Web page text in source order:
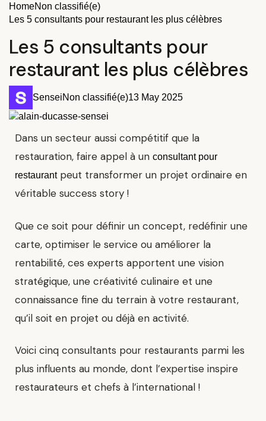
HomeNon classifié(e)
Les 5 consultants pour restaurant les plus célèbres
Les 5 consultants pour
restaurant les plus célèbres
SenseiNon classifié(e)13 May 2025
Dans un secteur aussi compétitif que la
restauration, faire appel à un consultant pour
restaurantpeut transformer un projet ordinaire en
véritable success story !
Que ce soit pour définir un concept, redéfinir une
carte, optimiser le service ou améliorer la
rentabilité, ces experts apportent une vision
stratégique, une créativité culinaire et une
connaissance fine du terrain à votre restaurant,
qu’il soit en projet ou déjà en activité.
Voici cinq consultants pour restaurants parmi les
plus influents au monde, dont l’expertise inspire
restaurateurs et chefs à l’international !